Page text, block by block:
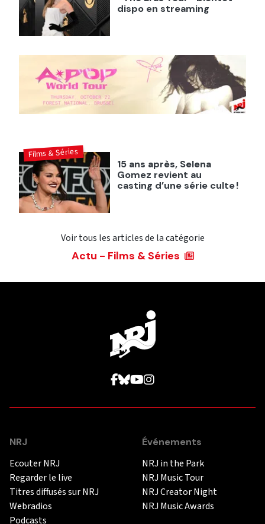
dispo en streaming
15 ans après, Selena
Gomez revient au
casting d’une série culte !
Films & Séries
Voir tous les articles de la catégorie
Actu - Films & Séries
NRJ
Ecouter NRJ
Regarder le live
Titres diffusés sur NRJ
Webradios
Podcasts
Événements
NRJ in the Park
NRJ Music Tour
NRJ Creator Night
NRJ Music Awards